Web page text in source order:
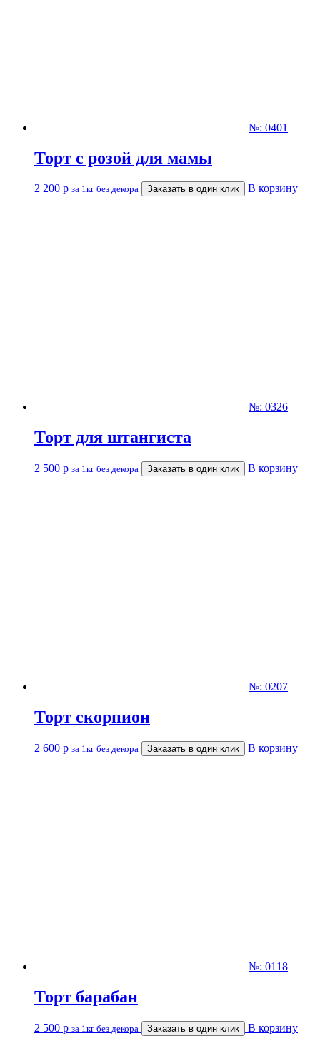
№: 0401
Торт с розой для мамы
2 200 р за 1кг без декора Заказать в один клик В корзину
№: 0326
Торт для штангиста
2 500 р за 1кг без декора Заказать в один клик В корзину
№: 0207
Торт скорпион
2 600 р за 1кг без декора Заказать в один клик В корзину
№: 0118
Торт барабан
2 500 р за 1кг без декора Заказать в один клик В корзину